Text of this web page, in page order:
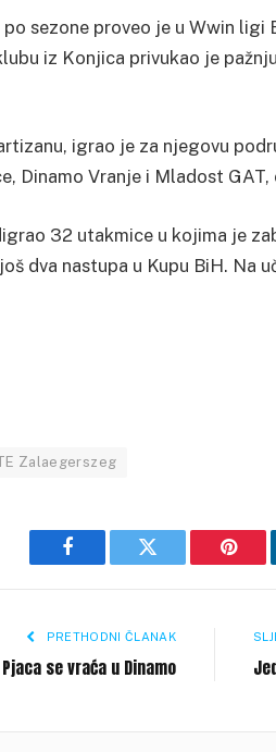
sezone proveo je u Wwin
iz Konjica privukao je
igrao je za njegovu
Dinamo Vranje i Mladost
32 utakmice u kojima je
dva nastupa u Kupu BiH. Na
Zalaegerszeg
Facebook Twitter
PRETHODNI ČLANAK
se vraća u Dinamo